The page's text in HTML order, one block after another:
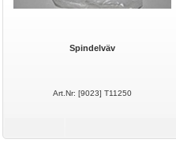
Spindelväv
Art.Nr: [9023] T11250